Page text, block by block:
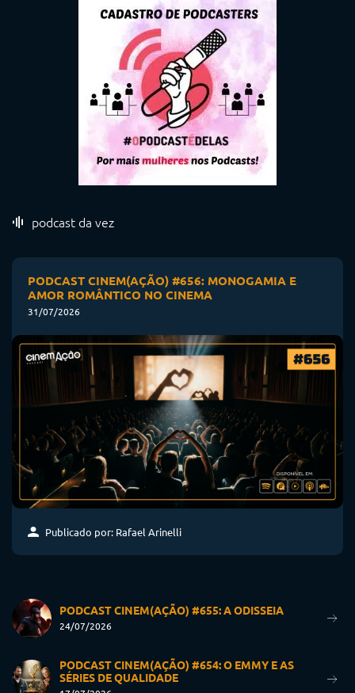
podcast da vez
PODCAST CINEM(AÇÃO) #656: MONOGAMIA E
AMOR ROMÂNTICO NO CINEMA
31/07/2026
Publicado por: Rafael Arinelli
PODCAST CINEM(AÇÃO) #655: A ODISSEIA
24/07/2026
PODCAST CINEM(AÇÃO) #654: O EMMY E AS
SÉRIES DE QUALIDADE